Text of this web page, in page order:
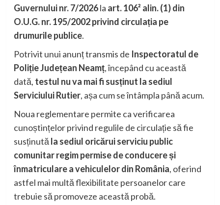
Guvernului nr. 7/2026la art. 106² alin. (1) din
O.U.G. nr. 195/2002 privind circulația pe
drumurile publice.
Potrivit unui anunț transmis de Inspectoratul de
Poliție Județean Neamț, începând cu această
dată, testul nu va mai fi susținut la sediul
Serviciului Rutier, așa cum se întâmpla până acum.
Noua reglementare permite ca verificarea
cunoștințelor privind regulile de circulație să fie
susținută la sediul oricărui serviciu public
comunitar regim permise de conducere și
înmatriculare a vehiculelor din România, oferind
astfel mai multă flexibilitate persoanelor care
trebuie să promoveze această probă.